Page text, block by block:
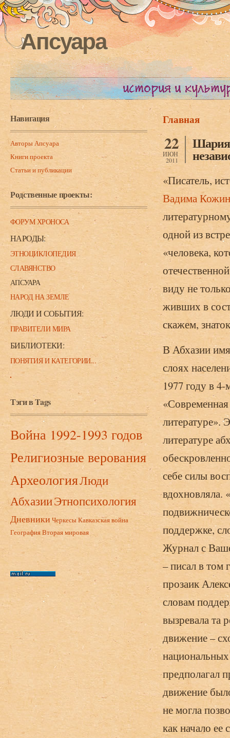
Апсуара
Навигация
Авторы Апсуара
Книги проекта
Статьи и публикации
Родственные проекты:
ФОРУМ ХРОНОСА
НАРОДЫ:
ЭТНОЦИКЛОПЕДИЯ
СЛАВЯНСТВО
АПСУАРА
НАРОД НА ЗЕМЛЕ
ЛЮДИ И СОБЫТИЯ:
ПРАВИТЕЛИ МИРА
БИБЛИОТЕКИ:
ПОНЯТИЯ И КАТЕГОРИИ...
Тэги в Tags
Война 1992-1993 годов
Религиозные верования
АрхеологияЛюди
АбхазииЭтнопсихология
Дневники ЧеркесыКавказская война
ГеографияВторая мировая
Вы здесь
Главная
22
ИЮН
2011
Шария
«Писатель,
Вадима
одной из
«человека,
виду не
живших в
скажем,
В Абхазии
слоях
1977 году в
литературе».
литературе
себе силы
вдохновляла.
поддержке,
Журнал с
– писал в том
прозаик
словам
вызревала та
движение –
предполагал
движение
не могла
как начало